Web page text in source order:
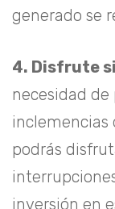
generado se
4. Disfrute
necesidad de
inclemencias
podrás
inversión en